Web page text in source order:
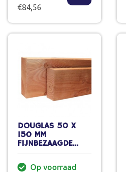
€84,56
DOUGLAS 50 X
150 MM
FIJNBEZAAGDE
300 CM PEFC
Op voorraad